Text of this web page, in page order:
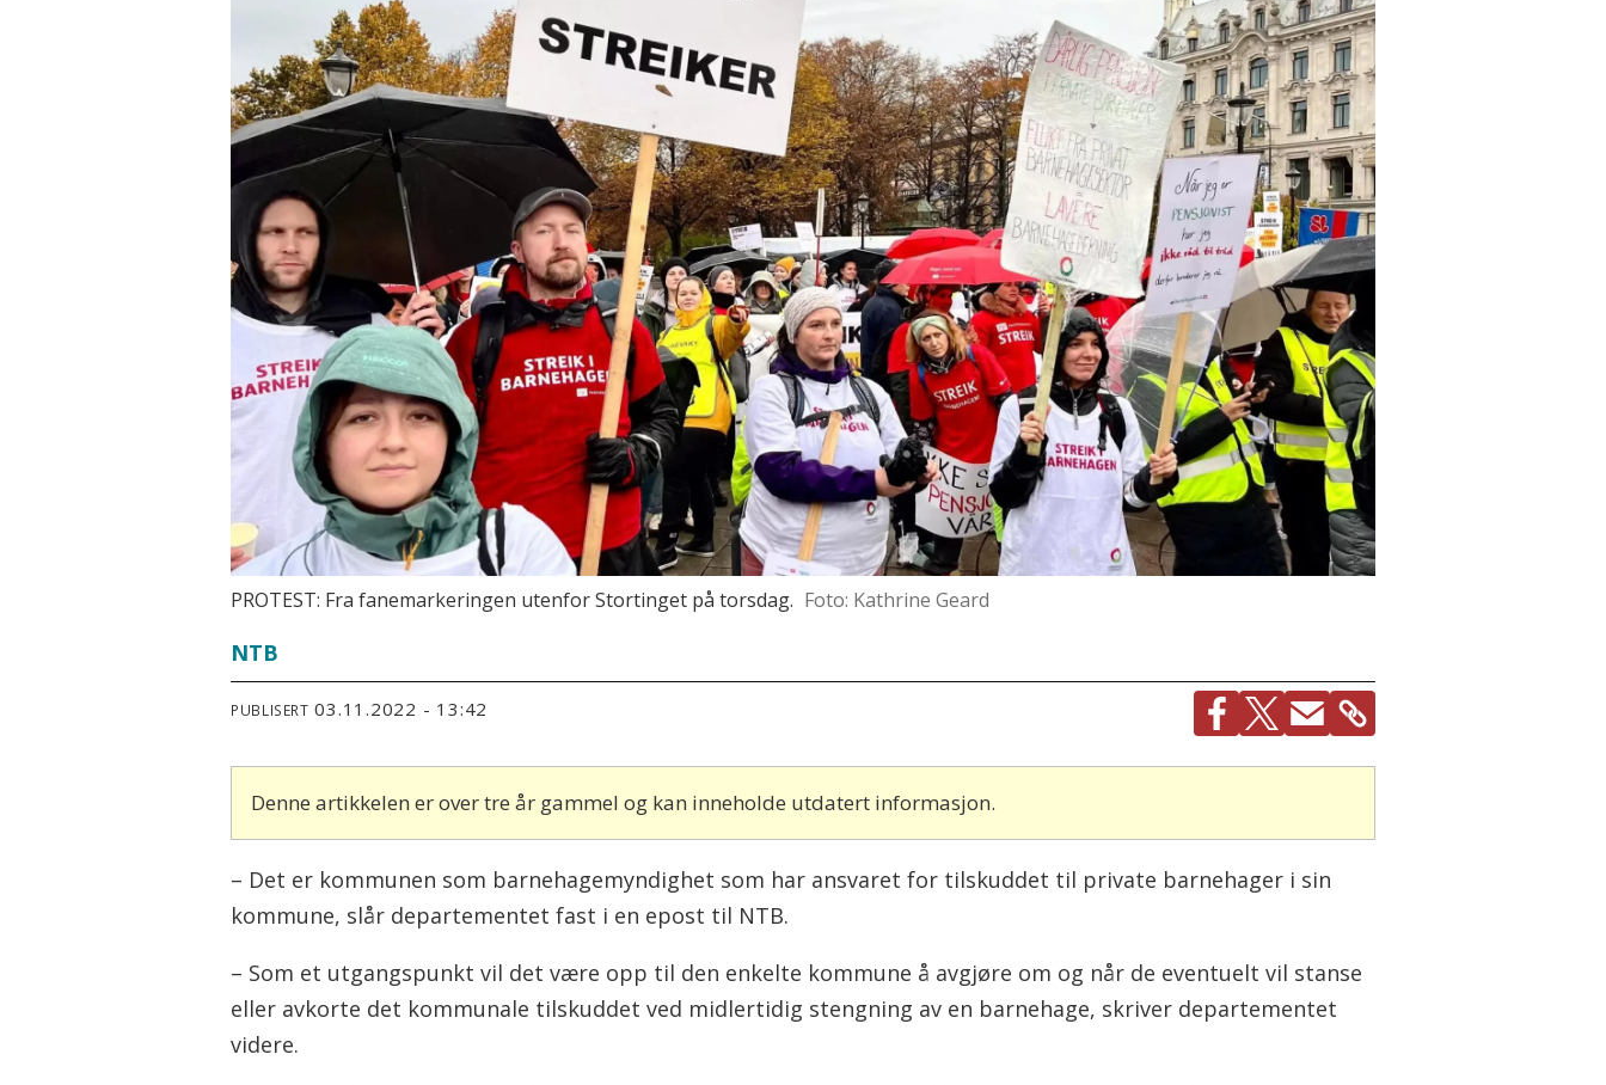
PROTEST: Fra fanemarkeringen utenfor Stortinget på torsdag. Foto: Kathrine Geard
NTB
PUBLISERT 03.11.2022 - 13:42
Denne artikkelen er over tre år gammel og kan inneholde utdatert informasjon.
– Det er kommunen som barnehagemyndighet som har ansvaret for tilskuddet til private barnehager i sin
kommune, slår departementet fast i en epost til NTB.
– Som et utgangspunkt vil det være opp til den enkelte kommune å avgjøre om og når de eventuelt vil stanse
eller avkorte det kommunale tilskuddet ved midlertidig stengning av en barnehage, skriver departementet
videre.